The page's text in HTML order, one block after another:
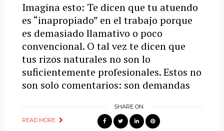
Imagina esto: Te dicen que tu atuendo
es “inapropiado” en el trabajo porque
es demasiado llamativo o poco
convencional. O tal vez te dicen que
tus rizos naturales no son lo
suficientemente profesionales. Estos no
son solo comentarios: son demandas
READ MORE
SHARE ON